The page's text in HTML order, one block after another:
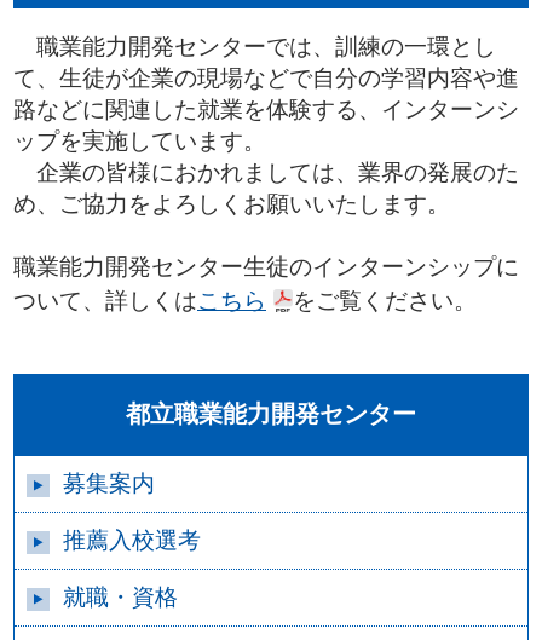
職業能力開発センターでは、訓練の一環とし
て、生徒が企業の現場などで自分の学習内容や進
路などに関連した就業を体験する、インターンシ
ップを実施しています。
企業の皆様におかれましては、業界の発展のた
め、ご協力をよろしくお願いいたします。
職業能力開発センター生徒のインターンシップに
ついて、詳しくはこちら をご覧ください。
都立職業能力開発センター
募集案内
推薦入校選考
就職・資格